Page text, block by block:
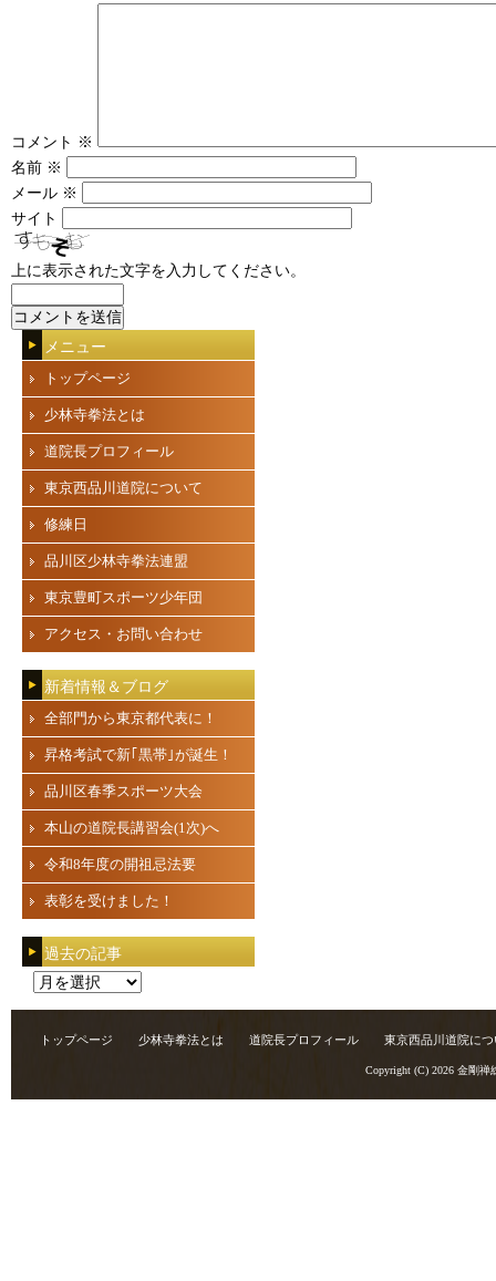
コメント ※
名前 ※
メール ※
サイト
上に表示された文字を入力してください。
メニュー
トップページ
少林寺拳法とは
道院長プロフィール
東京西品川道院について
修練日
品川区少林寺拳法連盟
東京豊町スポーツ少年団
アクセス・お問い合わせ
新着情報＆ブログ
全部門から東京都代表に！
昇格考試で新｢黒帯｣が誕生！
品川区春季スポーツ大会
本山の道院長講習会(1次)へ
令和8年度の開祖忌法要
表彰を受けました！
過去の記事
トップページ 少林寺拳法とは 道院長プロフィール 東京西品川道院につ
Copyright (C) 2026 金剛禅